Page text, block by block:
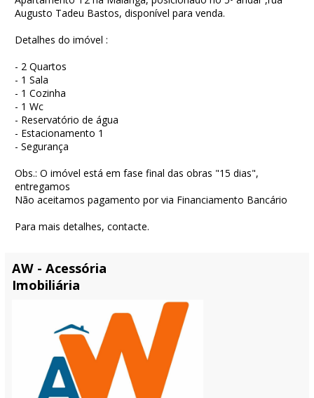
Augusto Tadeu Bastos, disponível para venda.
Detalhes do imóvel :
- 2 Quartos
- 1 Sala
- 1 Cozinha
- 1 Wc
- Reservatório de água
- Estacionamento 1
- Segurança
Obs.: O imóvel está em fase final das obras "15 dias",
entregamos
Não aceitamos pagamento por via Financiamento Bancário
Para mais detalhes, contacte.
AW - Acessória
Imobiliária